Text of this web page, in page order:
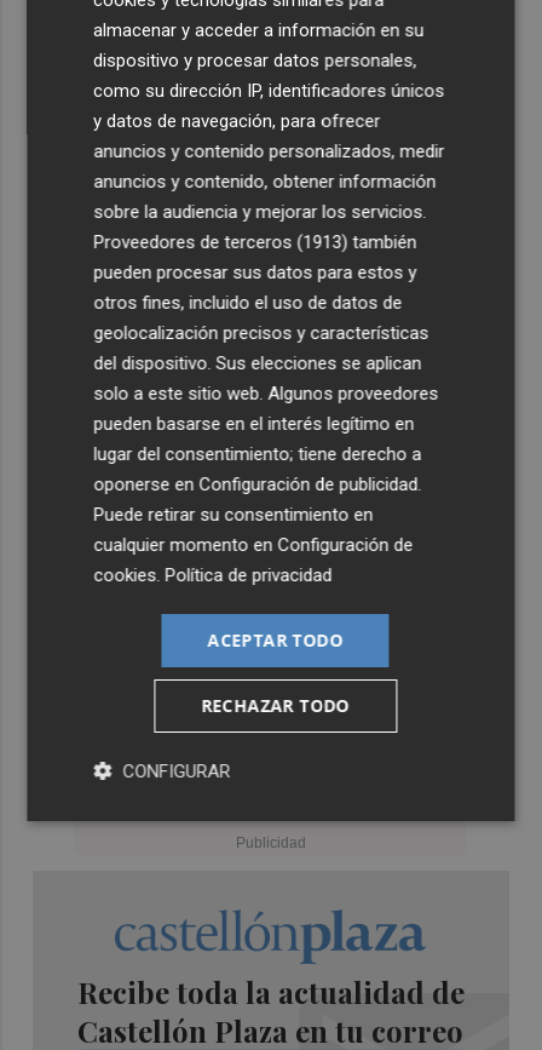
La Diputación reduce en más de dos meses el tiempo
previsto de corte de la CV-560 por las obras del puente
de Càrcer
Roig Arena estrena un festival de house de más de 10
horas con Folamour, Dan Shake o The Basement
Italia rechaza el ultimátum de España y no reevaluará la
suspensión de Schengen hasta el 15 de agosto
Leire Díez niega que su "investigación" buscara
"desestabilizar" ninguna causa "que afectara a los
intereses del PSOE"
Castelló acogerá la obra "Helios y Selene" de la
compañía Te Falta Calle: será creada para el eclipse
Recibe toda la actualidad de
Castellón Plaza en tu correo
almacenar y acceder a información en su
dispositivo y procesar datos personales,
como su dirección IP, identificadores únicos
y datos de navegación, para ofrecer
anuncios y contenido personalizados, medir
anuncios y contenido, obtener información
sobre la audiencia y mejorar los servicios.
Proveedores de terceros (1913) también
pueden procesar sus datos para estos y
otros fines, incluido el uso de datos de
geolocalización precisos y características
del dispositivo. Sus elecciones se aplican
solo a este sitio web. Algunos proveedores
pueden basarse en el interés legítimo en
lugar del consentimiento; tiene derecho a
oponerse enConfiguración de publicidad
Puede retirar su consentimiento en
cualquier momento enConfiguración de
cookies .Política de privacidad
ACEPTAR TODO
RECHAZAR TODO
CONFIGURAR